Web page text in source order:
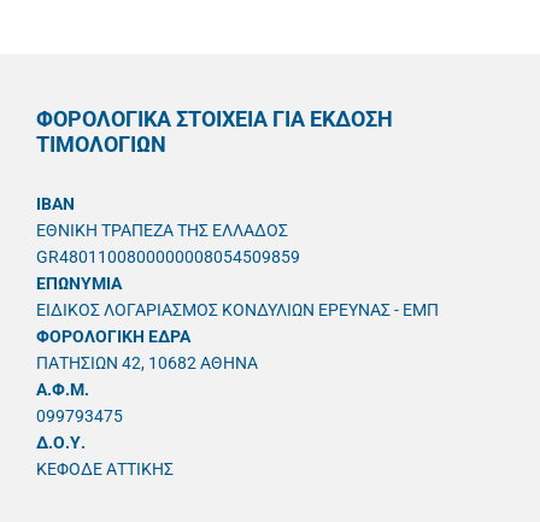
ΦΟΡΟΛΟΓΙΚΑ ΣΤΟΙΧΕΙΑ ΓΙΑ ΕΚΔΟΣΗ
ΤΙΜΟΛΟΓΙΩΝ
IBAN
ΕΘΝΙΚΗ ΤΡΑΠΕΖΑ ΤΗΣ ΕΛΛΑΔΟΣ
GR4801100800000008054509859
ΕΠΩΝΥΜΙΑ
ΕΙΔΙΚΟΣ ΛΟΓΑΡΙΑΣΜΟΣ ΚΟΝΔΥΛΙΩΝ ΕΡΕΥΝΑΣ - ΕΜΠ
ΦΟΡΟΛΟΓΙΚΗ ΕΔΡΑ
ΠΑΤΗΣΙΩΝ 42, 10682 ΑΘΗΝΑ
A.Φ.Μ.
099793475
Δ.Ο.Υ.
ΚΕΦΟΔΕ ΑΤΤΙΚΗΣ